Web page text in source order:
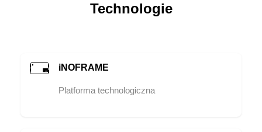
Technologie
iNOFRAME
Platforma technologiczna